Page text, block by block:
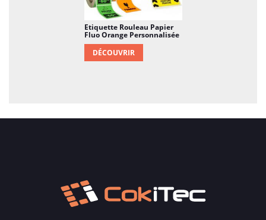
Etiquette Rouleau Papier
Fluo Orange Personnalisée
DÉCOUVRIR